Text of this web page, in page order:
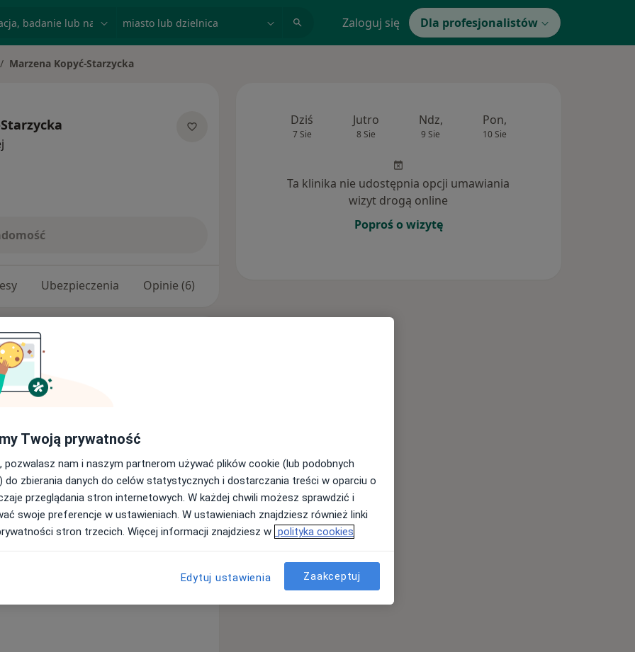
Zaloguj się Dla profesjonalistów
miasto
Marzena Kopyć-Starzycka
Ubezpieczenia Opinie (6)
i dorosłych.
stracie bliskiej osoby, rozpad
kryzys w związku),
zestresowane,
śmierć bliskiej osoby,
dla siebie zachowań.
superwizorów.
Zaburzenia lękowe
Dziś
7 Sie
Jutro
8 Sie
Ndz,
9 Sie
Pon,
10 Sie
Ta klinika nie udostępnia opcji umawiania
wizyt drogą online
Poproś o wizytę
Twoją prywatność
pozwalasz nam i naszym partnerom używać plików cookie (lub podobnych
do zbierania danych do celów statystycznych i dostarczania treści w oparciu o
przeglądania stron internetowych. W każdej chwili możesz sprawdzić i
swoje preferencje w ustawieniach. W ustawieniach znajdziesz również linki
stron trzecich. Więcej informacji znajdziesz w polityka cookies
Edytuj ustawienia Zaakceptuj